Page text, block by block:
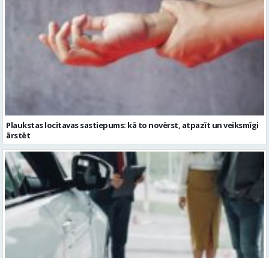
Plaukstas locītavas sastiepums: kā to novērst, atpazīt un veiksmīgi